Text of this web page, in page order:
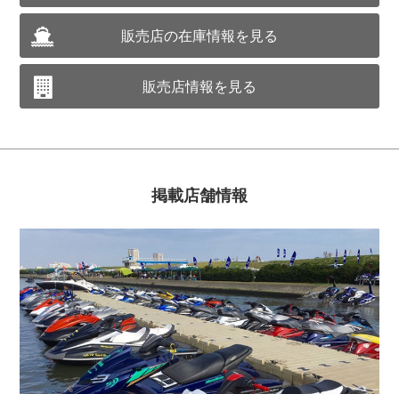
販売店の在庫情報を見る
販売店情報を見る
掲載店舗情報